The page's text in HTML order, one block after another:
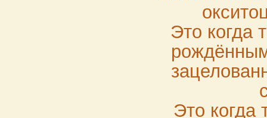
Это когда
Это когда